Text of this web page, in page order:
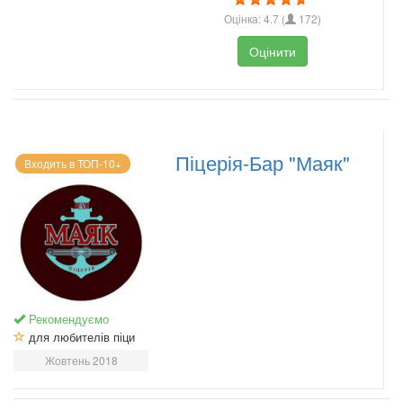
Оцінка:4.7 ( 172)
Оцінити
Входить в ТОП-10+
Рекомендуємо
для любителів піци
Жовтень 2018
Піцерія-Бар "Маяк"